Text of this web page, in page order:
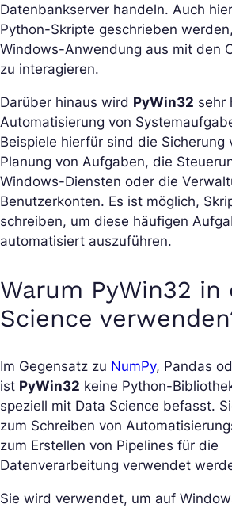
Datenbankserver handeln. Auch
Python-Skripte geschrieben
Windows-Anwendung aus mit den
zu interagieren.
Darüber hinaus wird PyWin32 sehr
Automatisierung von
Beispiele hierfür sind die Sicherung
Planung von Aufgaben, die
Windows-Diensten oder die
Benutzerkonten. Es ist möglich,
schreiben, um diese häufigen
automatisiert auszuführen.
Warum PyWin32 in
Science
Im Gegensatz zu NumPy, Pandas
ist PyWin32 keine Python-
speziell mit Data Science befasst.
zum Schreiben von
zum Erstellen von Pipelines für die
Datenverarbeitung verwendet
Sie wird verwendet, um auf